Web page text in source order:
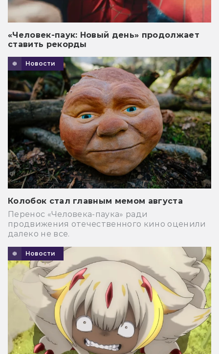
«Человек-паук: Новый день» продолжает
ставить рекорды
Новости
Колобок стал главным мемом августа
Перенос «Человека-паука» ради
продвижения отечественного кино оценили
далеко не все.
Новости